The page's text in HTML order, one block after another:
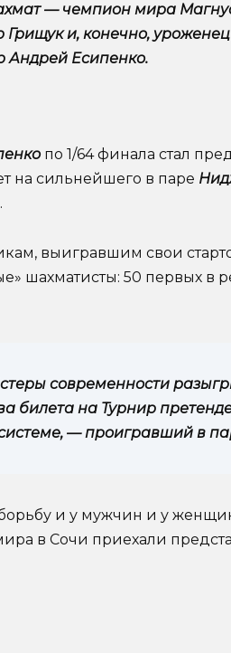
— чемпион мира
и, конечно,
Андрей Есипенко.
по 1/64 финала стал
на сильнейшего в паре
выигравшим свои
шахматисты: 50 первых в
современности
билета на Турнир
— проигравший в
борьбу и у мужчин и у
в Сочи приехали